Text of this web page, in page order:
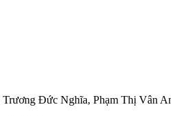
Trương Đức Nghĩa, Phạm Thị Vân